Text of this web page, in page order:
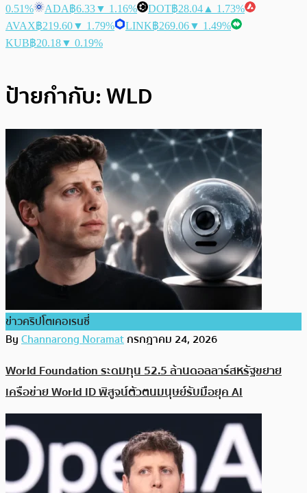
0.51%
ADA฿6.33▼ 1.16% DOT฿28.04 ▲ 1.73%
AVAX฿219.60▼ 1.79% LINK฿269.06▼ 1.49%
KUB฿20.18▼ 0.19%
ป้ายกำกับ:WLD
ข่าวคริปโตเคอเรนซี่
ByChannarong Noramatกรกฎาคม 24, 2026
World Foundation ระดมทุน 52.5 ล้านดอลลาร์สหรัฐขยาย
เครือข่าย World ID พิสูจน์ตัวตนมนุษย์รับมือยุค AI